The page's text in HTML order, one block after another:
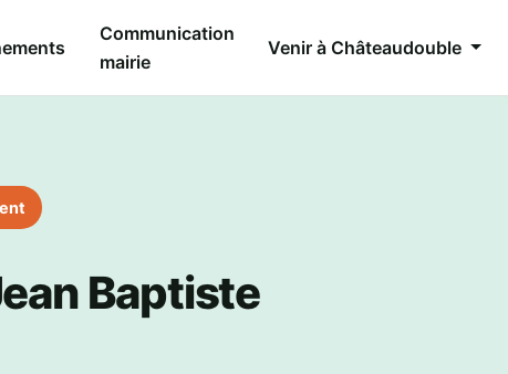
Communication
mairie
Venir à Châteaudouble
Baptiste